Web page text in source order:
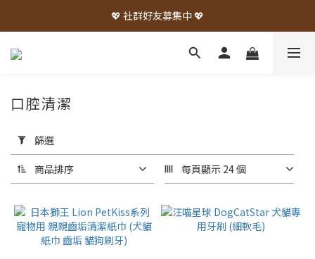
💖 社群好友募集中 💖
用
篩
選
(0/20)
品
牌
口腔清潔
篩選
商品排序 每頁顯示 24 個